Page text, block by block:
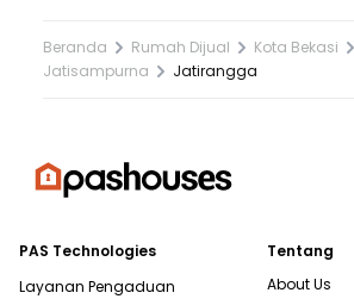
Beranda Rumah Dijual
Kota Bekasi
Jatisampurna
Jatirangga
PAS Technologies
Layanan Pengaduan
Tentang
About Us